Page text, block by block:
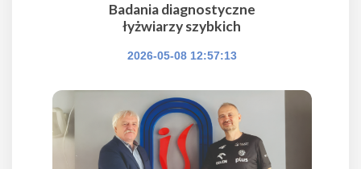
Badania diagnostyczne
łyżwiarzy szybkich
2026-05-08 12:57:13